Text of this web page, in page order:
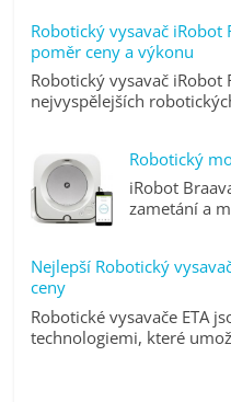
Robotický vysavač iRobot
poměr ceny a výkonu
Robotický vysavač
nejvyspělejších
Robotický
iRobot
zametání a
Nejlepší Robotický
ceny
Robotické vysavače ETA
technologiemi, které